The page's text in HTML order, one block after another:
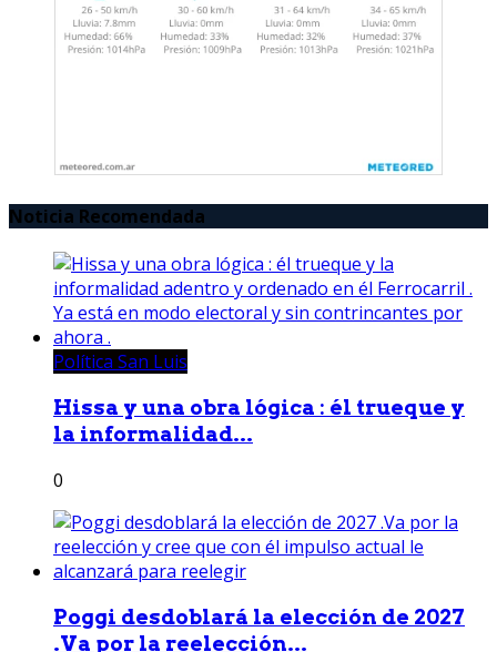
Noticia Recomendada
Política San Luis
Hissa y una obra lógica : él trueque y
la informalidad...
0
Poggi desdoblará la elección de 2027
.Va por la reelección...